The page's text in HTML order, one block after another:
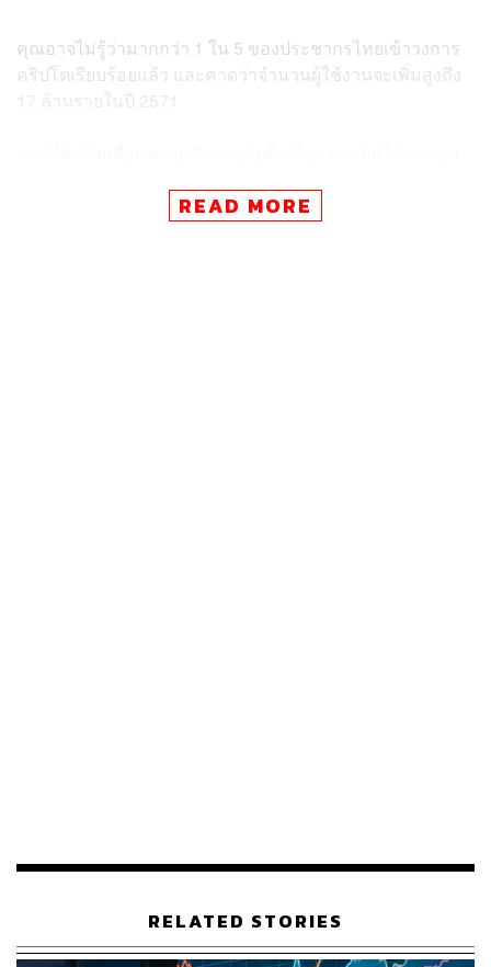
คุณอาจไม่รู้ว่ามากกว่า 1 ใน 5 ของประชากรไทยเข้าวงการ
คริปโตเรียบร้อยแล้ว และคาดว่าจำนวนผู้ใช้งานจะเพิ่มสูงถึง
17 ล้านรายในปี 2571
ที่เก็บความมั่งคั่งสำหรับปัจจุบันไปจนถึงยุคหน้า ซึ่งจะทำให้ผู้
ผู้คน และตลาด RWA Tokenization จะไม่ใช่แค่เทรนด์ แต่ยัง
อสังหาริมทรัพย์ แต่ในปีนี้จะเห็นการขยายตัวเข้าสู่
อุตสาหกรรมต่างๆ เช่น ศิลปะ, การเกษตร, พลังงานหมุนเวียน
READ MORE
RELATED STORIES